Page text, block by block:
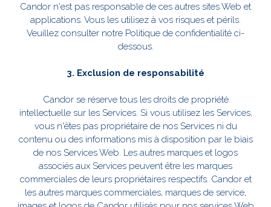
Candor n'est pas responsable de ces autres sites Web et
applications. Vous les utilisez à vos risques et périls.
Veuillez consulter notre Politique de confidentialité ci-
dessous.
3. Exclusion de responsabilité
Candor se réserve tous les droits de propriété
intellectuelle sur les Services. Si vous utilisez les Services,
vous n'êtes pas propriétaire de nos Services ni du
contenu ou des informations mis à disposition par le biais
de nos Services Web. Les autres marques et logos
associés aux Services peuvent être les marques
commerciales de leurs propriétaires respectifs. Candor et
les autres marques commerciales, marques de service,